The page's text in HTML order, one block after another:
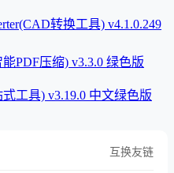
转换工具) v4.1.0.249
能PDF压缩) v3.3.0 绿色版
工具) v3.19.0 中文绿色版
互换友链